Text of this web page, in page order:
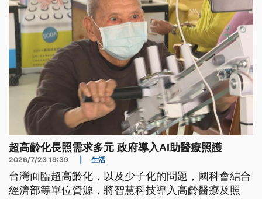
超高齡化長照需求多元 政府導入AI助醫療照護
2026/7/23 19:39 生活
台灣面臨超高齡化，以及少子化的問題，國科會結合
經濟部等單位資源，將智慧科技導入高齡醫療及照